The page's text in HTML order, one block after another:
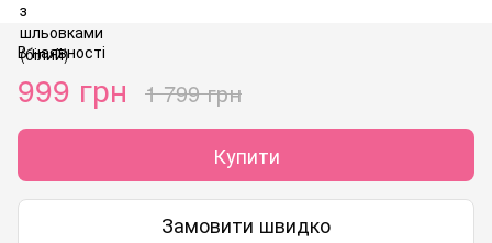
В наявності
999 грн 1 799 грн
Купити
Замовити швидко